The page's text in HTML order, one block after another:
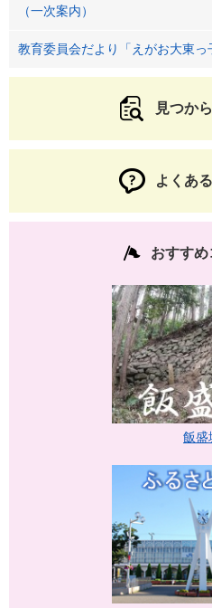
（一次案内）
教育委員会だより「えがお大東っ
見つか
よくあ
おすす
飯盛